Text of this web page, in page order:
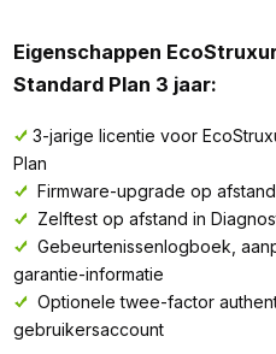
Eigenschappen
Standard Plan 3 jaar:
3-jarige licentie voor
Plan
Firmware-upgrade op
Zelftest op afstand in
Gebeurtenissenlogboek,
garantie-informatie
Optionele twee-factor
gebruikersaccount